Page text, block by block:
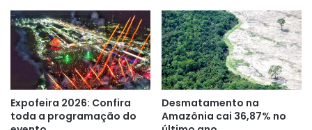
expressivo no número de pessoas
trabalhando e pela retração de
pessoas buscando trabalho no
terceiro trimestre de 2023”,
explica Adriana Beringuy,
coordenadora de Pnad Contínua
Expofeira 2026: Confira
toda a programação do
Desmatamento na
Amazônia cai 36,87% no